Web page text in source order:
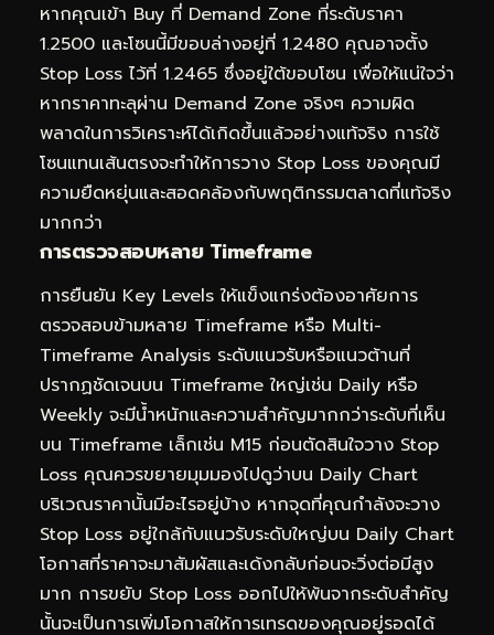
หากคุณเข้า Buy ที่ Demand Zone ที่ระดับราคา
1.2500 และโซนนี้มีขอบล่างอยู่ที่ 1.2480 คุณอาจตั้ง
Stop Loss ไว้ที่ 1.2465 ซึ่งอยู่ใต้ขอบโซน เพื่อให้แน่ใจว่า
หากราคาทะลุผ่าน Demand Zone จริงๆ ความผิด
พลาดในการวิเคราะห์ได้เกิดขึ้นแล้วอย่างแท้จริง การใช้
โซนแทนเส้นตรงจะทำให้การวาง Stop Loss ของคุณมี
ความยืดหยุ่นและสอดคล้องกับพฤติกรรมตลาดที่แท้จริง
มากกว่า
การตรวจสอบหลาย Timeframe
การยืนยัน Key Levels ให้แข็งแกร่งต้องอาศัยการ
ตรวจสอบข้ามหลาย Timeframe หรือ Multi-
Timeframe Analysis ระดับแนวรับหรือแนวต้านที่
ปรากฏชัดเจนบน Timeframe ใหญ่เช่น Daily หรือ
Weekly จะมีน้ำหนักและความสำคัญมากกว่าระดับที่เห็น
บน Timeframe เล็กเช่น M15 ก่อนตัดสินใจวาง Stop
Loss คุณควรขยายมุมมองไปดูว่าบน Daily Chart
บริเวณราคานั้นมีอะไรอยู่บ้าง หากจุดที่คุณกำลังจะวาง
Stop Loss อยู่ใกล้กับแนวรับระดับใหญ่บน Daily Chart
โอกาสที่ราคาจะมาสัมผัสและเด้งกลับก่อนจะวิ่งต่อมีสูง
มาก การขยับ Stop Loss ออกไปให้พ้นจากระดับสำคัญ
นั้นจะเป็นการเพิ่มโอกาสให้การเทรดของคุณอยู่รอดได้